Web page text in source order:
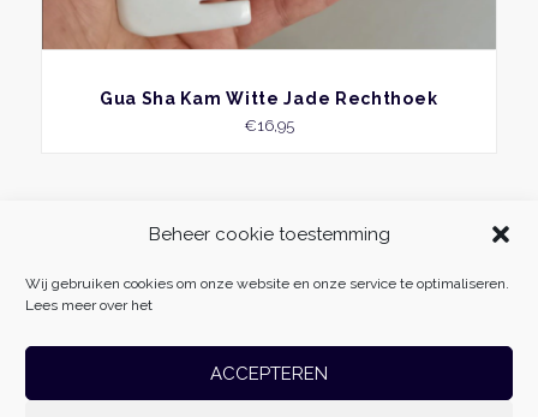
Beheer cookie toestemming
Wij gebruiken cookies om onze website en onze service te optimaliseren.
Lees meer over het
ACCEPTEREN
BEKIJK
Gua Sha Kam Witte Jade Rechthoek
€16,95